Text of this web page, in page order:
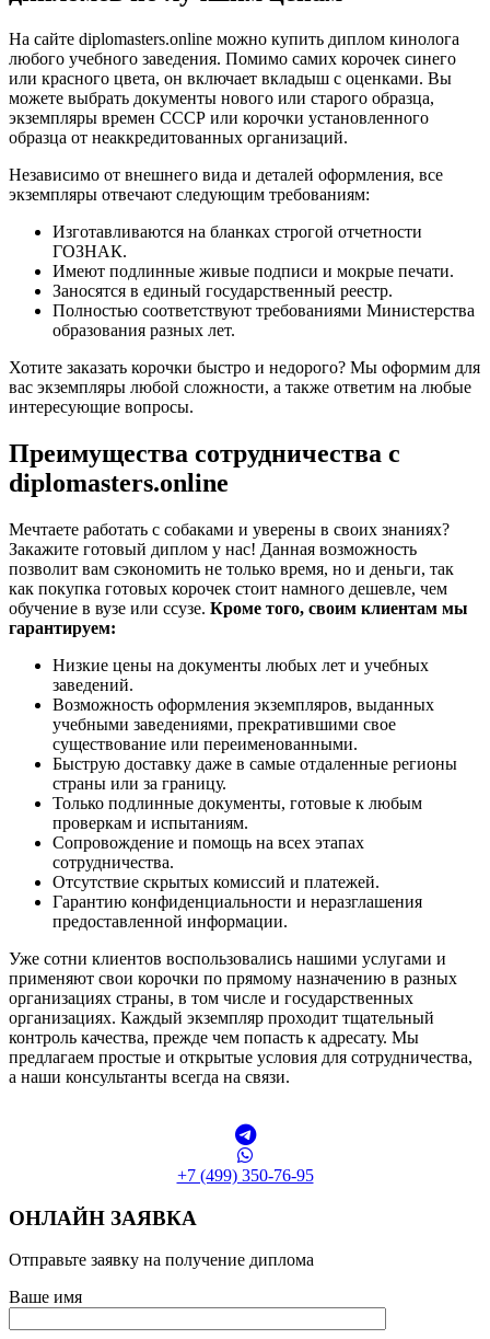
На сайте diplomasters.online можно купить диплом кинолога
любого учебного заведения. Помимо самих корочек синего
или красного цвета, он включает вкладыш с оценками. Вы
можете выбрать документы нового или старого образца,
экземпляры времен СССР или корочки установленного
образца от неаккредитованных организаций.
Независимо от внешнего вида и деталей оформления, все
экземпляры отвечают следующим требованиям:
Изготавливаются на бланках строгой отчетности
ГОЗНАК.
Имеют подлинные живые подписи и мокрые печати.
Заносятся в единый государственный реестр.
Полностью соответствуют требованиями Министерства
образования разных лет.
Хотите заказать корочки быстро и недорого? Мы оформим для
вас экземпляры любой сложности, а также ответим на любые
интересующие вопросы.
Преимущества сотрудничества с
diplomasters.online
Мечтаете работать с собаками и уверены в своих знаниях?
Закажите готовый диплом у нас! Данная возможность
позволит вам сэкономить не только время, но и деньги, так
как покупка готовых корочек стоит намного дешевле, чем
обучение в вузе или ссузе. Кроме того, своим клиентам мы
гарантируем:
Низкие цены на документы любых лет и учебных
заведений.
Возможность оформления экземпляров, выданных
учебными заведениями, прекратившими свое
существование или переименованными.
Быструю доставку даже в самые отдаленные регионы
страны или за границу.
Только подлинные документы, готовые к любым
проверкам и испытаниям.
Сопровождение и помощь на всех этапах
сотрудничества.
Отсутствие скрытых комиссий и платежей.
Гарантию конфиденциальности и неразглашения
предоставленной информации.
Уже сотни клиентов воспользовались нашими услугами и
применяют свои корочки по прямому назначению в разных
организациях страны, в том числе и государственных
организациях. Каждый экземпляр проходит тщательный
контроль качества, прежде чем попасть к адресату. Мы
предлагаем простые и открытые условия для сотрудничества,
а наши консультанты всегда на связи.
+7 (499) 350-76-95
ОНЛАЙН ЗАЯВКА
Отправьте заявку на получение диплома
Ваше имя